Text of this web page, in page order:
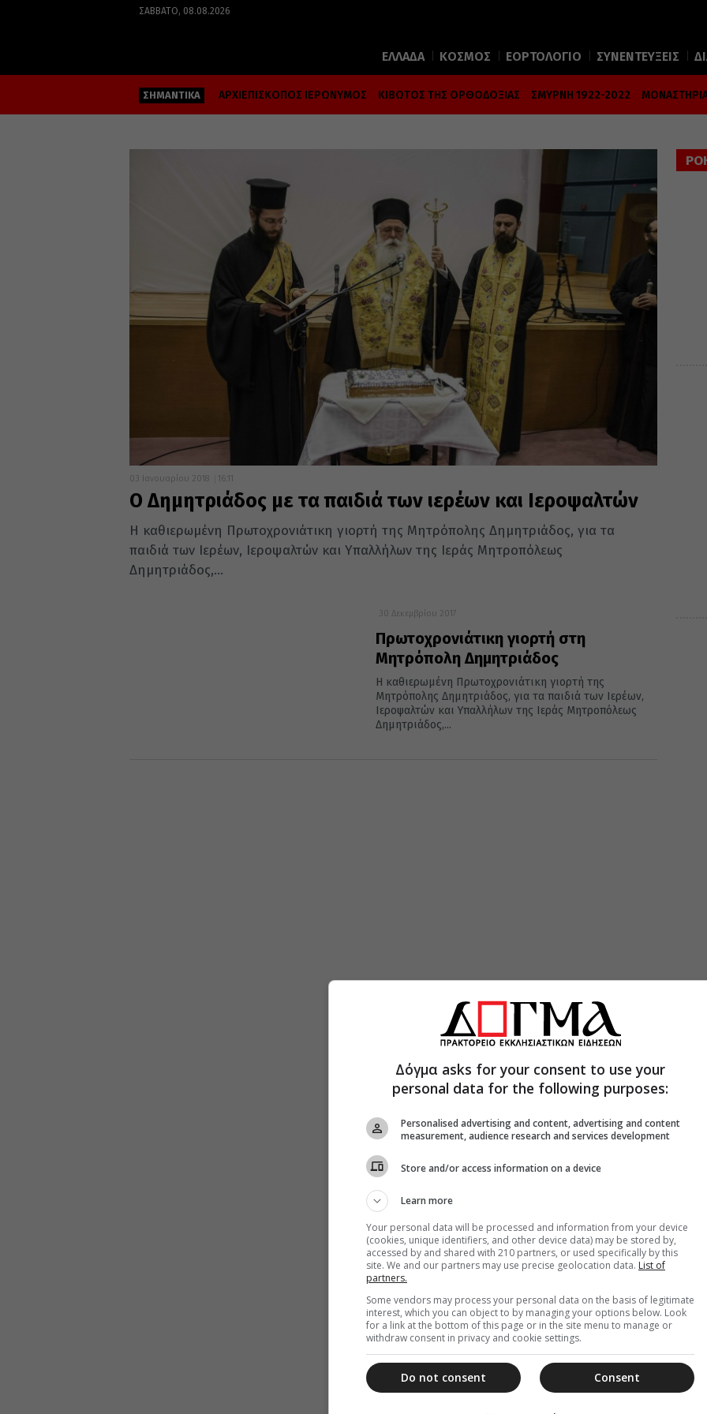
ΣΆΒΒΑΤΟ, 08.08.2026
ΕΛΛΑΔΑ ΚΟΣΜΟΣ ΕΟΡΤΟΛΟΓΙΟ ΣΥΝΕΝΤΕΥΞΕΙΣ
ΣΗΜΑΝΤΙΚΑ ΑΡΧΙΕΠΙΣΚΟΠΟΣ ΙΕΡΩΝΥΜΟΣ ΚΙΒΩΤΟΣ ΤΗΣ ΟΡΘΟΔΟΞΙΑΣ ΣΜΥΡΝΗ 1922-2022
03 Ιανουαρίου 2018 16:11
Ο Δημητριάδος με τα παιδιά των ιερέων και Ιεροψαλτών
Η καθιερωμένη Πρωτοχρονιάτικη γιορτή της Μητρόπολης Δημητριάδος, για τα
παιδιά των Ιερέων, Ιεροψαλτών και Υπαλλήλων της Ιεράς Μητροπόλεως
Δημητριάδος,...
30 Δεκεμβρίου 2017
Πρωτοχρονιάτικη γιορτή στη
Μητρόπολη Δημητριάδος
Η καθιερωμένη Πρωτοχρονιάτικη γιορτή της
Μητρόπολης Δημητριάδος, για τα παιδιά των Ιερέων,
Ιεροψαλτών και Υπαλλήλων της Ιεράς Μητροπόλεως
Δημητριάδος,...
Δόγμα asks for your consent to use your
personal data for the following purposes:
Personalised advertising and content, advertising and content
measurement, audience research and services development
Store and/or access information on a device
Learn more
Your personal data will be processed and information from your device
(cookies, unique identifiers, and other device data) may be stored by,
accessed by and shared with 210 partners, or used specifically by this
site. We and our partners may use precise geolocation data. List of
partners.
Some vendors may process your personal data on the basis of legitimate
interest, which you can object to by managing your options below. Look
for a link at the bottom of this page or in the site menu to manage or
withdraw consent in privacy and cookie settings.
Consent
Do not consent